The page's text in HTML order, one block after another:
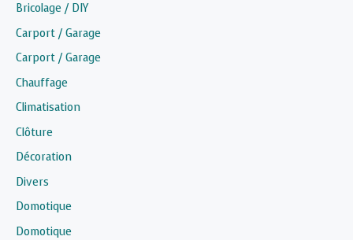
Bricolage / DIY
Carport / Garage
Carport / Garage
Chauffage
Climatisation
Clôture
Décoration
Divers
Domotique
Domotique